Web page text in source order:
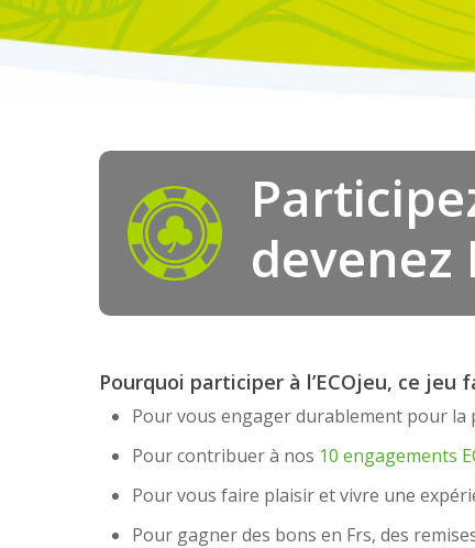
devenez
Pourquoi participer à l’ECOjeu, ce jeu
Pour vous engager durablement pour la
Pour contribuer à nos 10 engagements
Pour vous faire plaisir et vivre une
Pour gagner des bons en Frs, des